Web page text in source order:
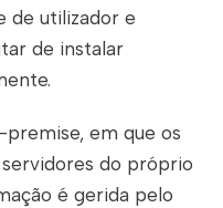
de utilizador e
de instalar
em que os
do próprio
é gerida pelo